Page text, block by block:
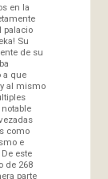
en la
palacio
Su
de su
a que
al mismo
como
e
este
de 268
parte